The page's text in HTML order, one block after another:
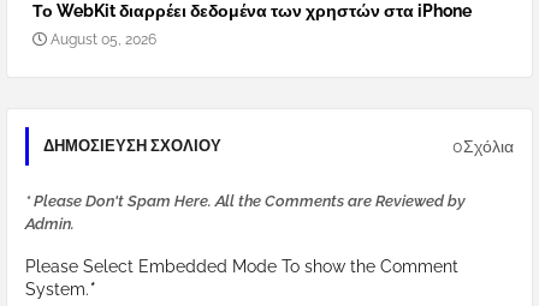
Το WebKit διαρρέει δεδομένα των χρηστών στα iPhone
August 05, 2026
ΔΗΜΟΣΊΕΥΣΗ ΣΧΟΛΊΟΥ 0Σχόλια
* Please Don't Spam Here. All the Comments are Reviewed by
Admin.
Please Select Embedded Mode To show the Comment
System.*